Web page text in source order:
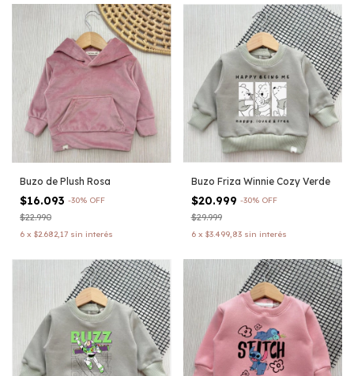
Buzo de Plush Rosa
$16.093 -30% OFF
$22.990
6 x $2.682,17 sin interés
Buzo Friza Winnie Cozy Verde
$20.999 -30% OFF
$29.999
6 x $3.499,83 sin interés